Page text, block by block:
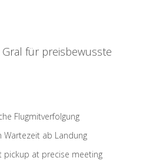
Gral für preisbewusste
Flugmitverfolgung
Wartezeit ab Landung
pickup at precise meeting